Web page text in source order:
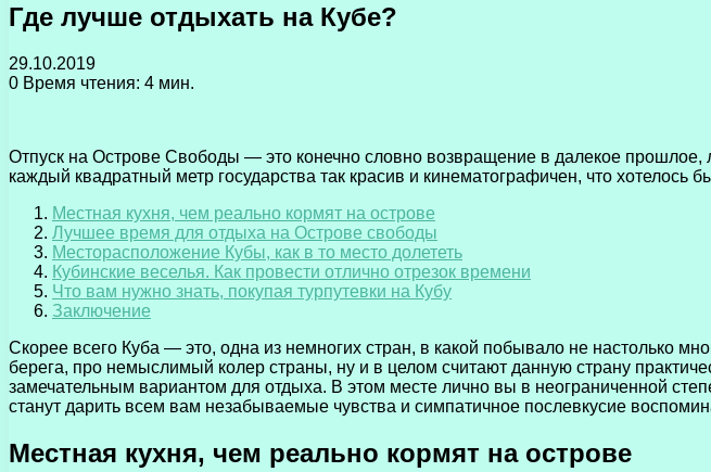
Где лучше отдыхать на Кубе?
29.10.2019
0 Время чтения: 4 мин.
Отпуск на Острове Свободы — это конечно словно возвращение в далекое
каждый квадратный метр государства так красив и кинематографичен, что хотелось
Местная кухня, чем реально кормят на острове
Лучшее время для отдыха на Острове свободы
Месторасположение Кубы, как в то место долететь
Кубинские веселья. Как провести отлично отрезок времени
Что вам нужно знать, покупая турпутевки на Кубу
Заключение
Скорее всего Куба — это, одна из немногих стран, в какой побывало не настолько
берега, про немыслимый колер страны, ну и в целом считают данную страну
замечательным вариантом для отдыха. В этом месте лично вы в неограниченной
станут дарить всем вам незабываемые чувства и симпатичное послевкусие
Местная кухня, чем реально кормят на острове